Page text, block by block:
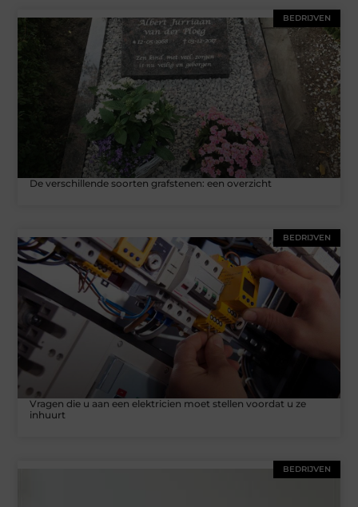
BEDRIJVEN
De verschillende soorten grafstenen: een overzicht
BEDRIJVEN
Vragen die u aan een elektricien moet stellen voordat u ze
inhuurt
BEDRIJVEN